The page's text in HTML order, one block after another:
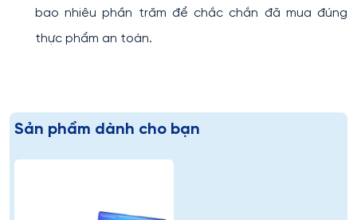
bao nhiêu phần trăm để chắc chắn đã mua đúng
thực phẩm an toàn.
Sản phẩm dành cho bạn